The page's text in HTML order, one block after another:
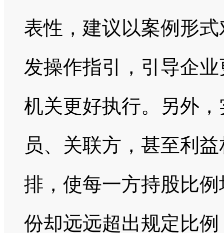
表性，建议以案例形
发操作指引，引导企
机关更好执行。另外
员、关联方，甚至利
排，使每一方持股比
份却远远超出规定比